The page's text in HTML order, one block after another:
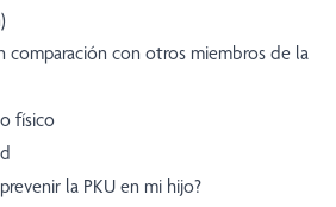
comparación con otros miembros de la
físico
la PKU en mi hijo?